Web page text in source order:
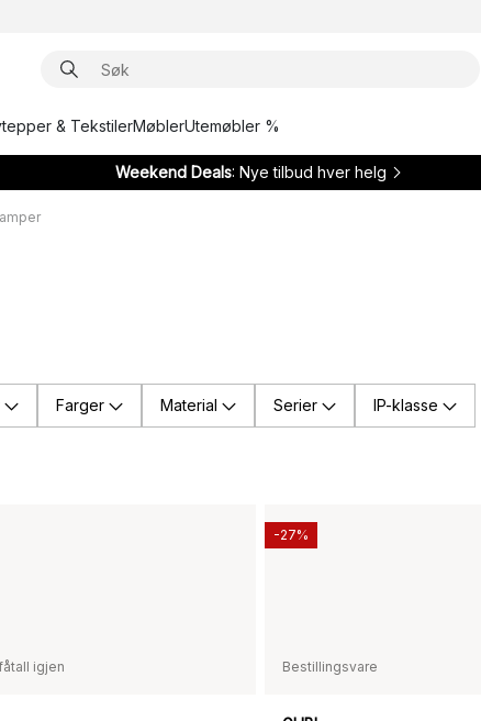
& TekstilerMøblerUtemøbler %
Weekend Deals: Nye tilbud hver helg
Farger Material Serier IP-klasse
igjen Bestillingsvare
-27%